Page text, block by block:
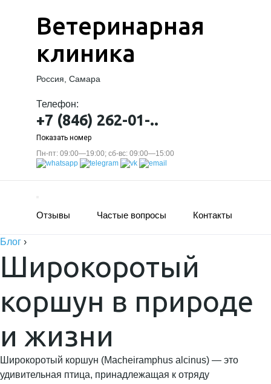
Ветеринарная
клиника
Россия, Самара
Телефон:
+7 (846) 262-01-..
Показать номер
Пн-пт: 09:00—19:00; сб-вс: 09:00—15:00
Отзывы Частые вопросы Контакты
Блог ›
Широкоротый
коршун в природе
и жизни
Широкоротый коршун (Macheiramphus alcinus) — это
удивительная птица, принадлежащая к отряду